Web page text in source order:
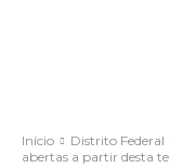
Início Distrito Federal
abertas a partir desta